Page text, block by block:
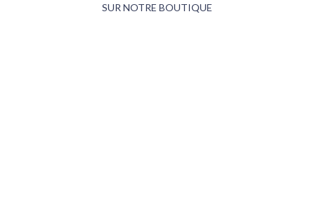
SUR NOTRE BOUTIQUE